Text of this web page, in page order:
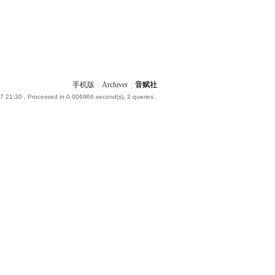
手机版 Archiver 音赋社
21:30 , Processed in 0.006966 second(s), 2 queries .